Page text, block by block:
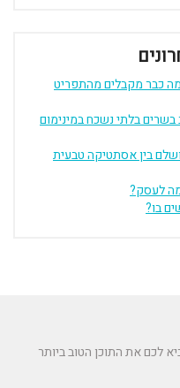
מה כבר מקבלים מהתפריט
בלתי נשכח במינימום
בין אסתטיקה טבעית
בו?
מאמרים שכבר 20 שנה מביא לכם את התוכן הטוב ביותר